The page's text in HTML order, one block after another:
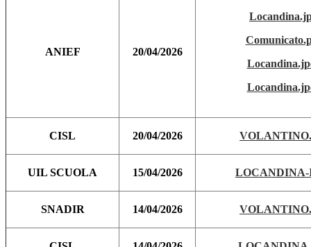
ANIEF 20/04/2026
CISL 20/04/2026
UIL SCUOLA 15/04/2026 LOCANDINA-
SNADIR 14/04/2026